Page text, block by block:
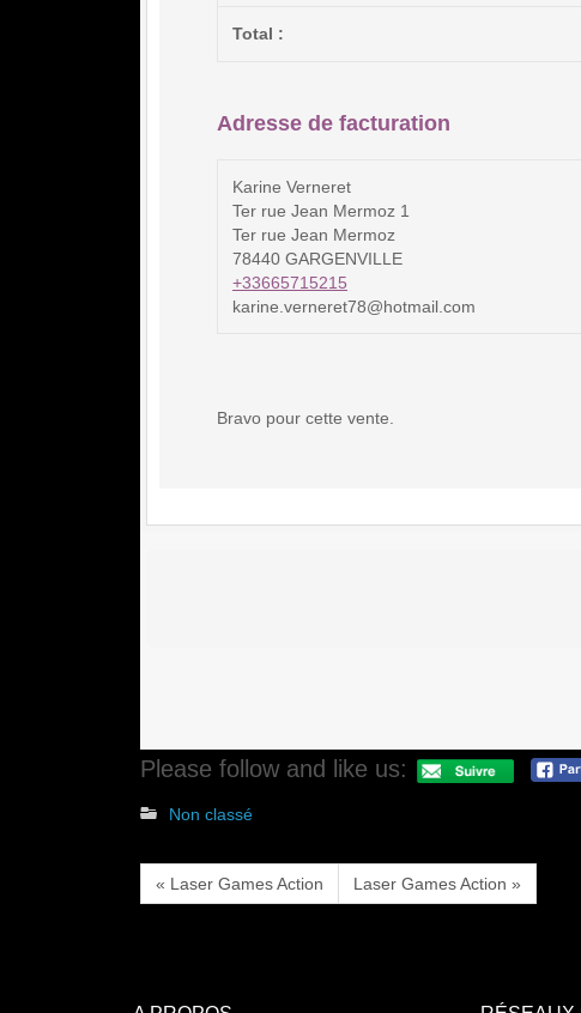
Total :
Adresse de facturation
Karine Verneret
Ter rue Jean Mermoz 1
Ter rue Jean Mermoz
78440 GARGENVILLE
+33665715215
karine.verneret78@hotmail.com
Bravo pour cette vente.
Please follow and like us:
Non classé
« Laser Games Action Laser Games Action »